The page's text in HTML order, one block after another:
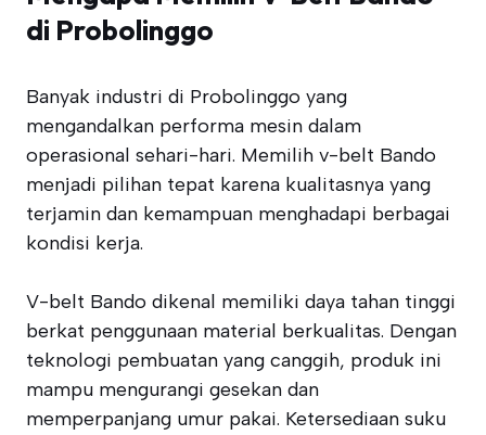
di Probolinggo
Banyak industri di Probolinggo yang
mengandalkan performa mesin dalam
operasional sehari-hari. Memilih v-belt Bando
menjadi pilihan tepat karena kualitasnya yang
terjamin dan kemampuan menghadapi berbagai
kondisi kerja.
V-belt Bando dikenal memiliki daya tahan tinggi
berkat penggunaan material berkualitas. Dengan
teknologi pembuatan yang canggih, produk ini
mampu mengurangi gesekan dan
memperpanjang umur pakai. Ketersediaan suku